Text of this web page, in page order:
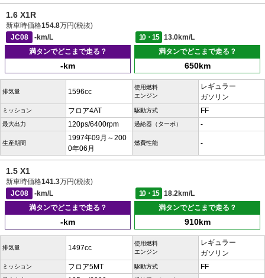
1.6 X1R
新車時価格154.8万円(税抜)
JC08
-km/L 10・15
13.0km/L
満タンでどこまで走る？
-km
満タンでどこまで走る？
650km
排気量 1596cc
使用燃料
エンジン
レギュラー
ガソリン
ミッション フロア4AT 駆動方式 FF
最大出力 120ps/6400rpm 過給器（ターボ） -
生産期間
1997年09月～200
0年06月
燃費性能 -
1.5 X1
新車時価格141.3万円(税抜)
JC08
-km/L 10・15
18.2km/L
満タンでどこまで走る？
-km
満タンでどこまで走る？
910km
排気量 1497cc
使用燃料
エンジン
レギュラー
ガソリン
ミッション フロア5MT 駆動方式 FF